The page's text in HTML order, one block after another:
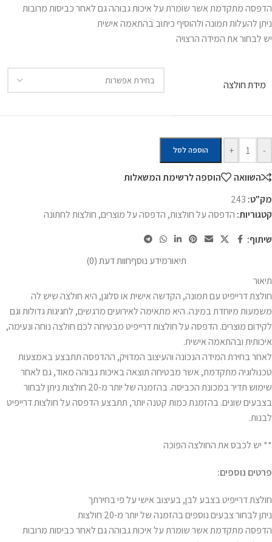
הדפסה מתקדמת אשר שומרת על איכות גבוהה גם לאחר כביסות מרובות
ניתן להעלות תמונה ולהוסיף כיתוב בהתאמה אישית
יש לבחור את המידה הרצויה
מידת חולצה
-
+ הוספה לסל
השוואה
הוספה לרשימת המשאלות
מק"ט: 243
קטגוריות: הדפסה על חולצות, הדפסה על מוצרים, חולצות לחתונה
שיתוף:
תיאורמידע נוסףחוות דעת (0)
תיאור
חולצת דרייפיט עם תמונה, הקדשה אישית או סלוגן, היא חולצה שיש לה
משמעות מיוחדת במינה. היא מתאימה לאירועים מרגשים, לחגיגות גדולות וגם
לקידום מוצרים. הדפסה על חולצות דרייפיט מבטיחה לכם חולצה נוחה ונעימה,
איכותית ובהתאמה אישית.
לאחר בחירת המידה הנכונה והעיצוב המדויק, ההדפסה תתבצע באמצעות
טכנולוגיה מתקדמת, אשר מבטיחה תוצאה באיכות גבוהה מאוד, גם לאחר
שימוש תדיר במכונת הכביסה. בהזמנה של יותר מ-20 חולצות ניתן לבחור
בצבעים שונים. בהזמנת כמות קטנה יותר, תתבצע הדפסה על חולצות דרייפיט
לבנות.
** יש לכבס את החולצה הפוכה
פרטים נוספים:
חולצת דרייפיט בצבע לבן, בעיצוב אישי על פי בחירתך
ניתן לבחור צבעים נוספים בהזמנה של יותר מ-20 חולצות
הדפסה מתקדמת אשר שומרת על איכות גבוהה גם לאחר כביסות מרובות